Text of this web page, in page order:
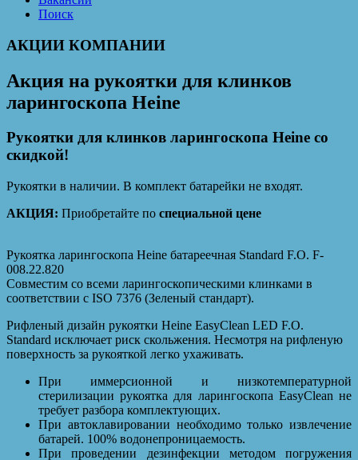
Поиск
АКЦИИ КОМПАНИИ
Акция на рукоятки для клинков
ларингоскопа Heine
Рукоятки для клинков ларингоскопа Heine со
скидкой!
Рукоятки в наличии. В комплект батарейки не входят.
АКЦИЯ: Приобретайте по специальной цене
Рукоятка ларингоскопа Heine батареечная Standard F.O. F-
008.22.820
Совместим со всеми ларингоскопическими клинками в
соответствии с ISO 7376 (Зеленый стандарт).
Рифленый дизайн рукоятки Heine EasyClean LED F.O.
Standard исключает риск скольжения. Несмотря на рифленую
поверхность за рукояткой легко ухаживать.
При иммерсионной и низкотемпературной
стерилизации рукоятка для ларингоскопа EasyClean не
требует разбора комплектующих.
При автоклавировании необходимо только извлечение
батарей. 100% водонепроницаемость.
При проведении дезинфекции методом погружения